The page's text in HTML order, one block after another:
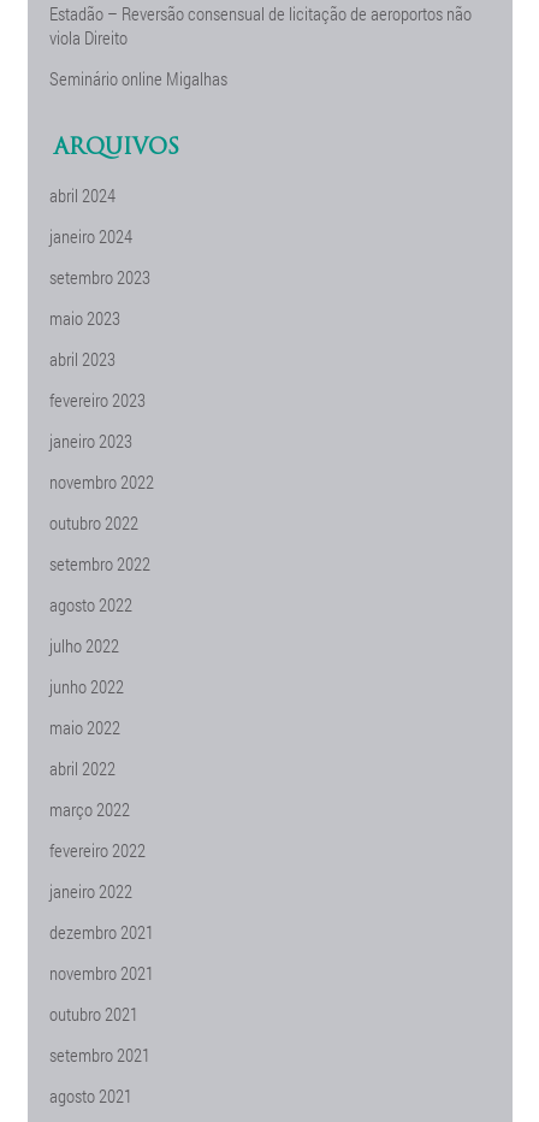
Estadão – Reversão consensual de licitação de aeroportos não
viola Direito
Seminário online Migalhas
ARQUIVOS
abril 2024
janeiro 2024
setembro 2023
maio 2023
abril 2023
fevereiro 2023
janeiro 2023
novembro 2022
outubro 2022
setembro 2022
agosto 2022
julho 2022
junho 2022
maio 2022
abril 2022
março 2022
fevereiro 2022
janeiro 2022
dezembro 2021
novembro 2021
outubro 2021
setembro 2021
agosto 2021